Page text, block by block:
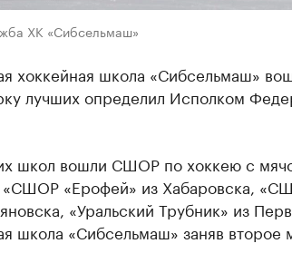
ХК «Сибсельмаш»
хоккейная школа «Сибсельмаш»
лучших определил Исполком
школ вошли СШОР по хоккею с
«СШОР «Ерофей» из Хабаровска,
«Уральский Трубник» из
школа «Сибсельмаш» заняв второе